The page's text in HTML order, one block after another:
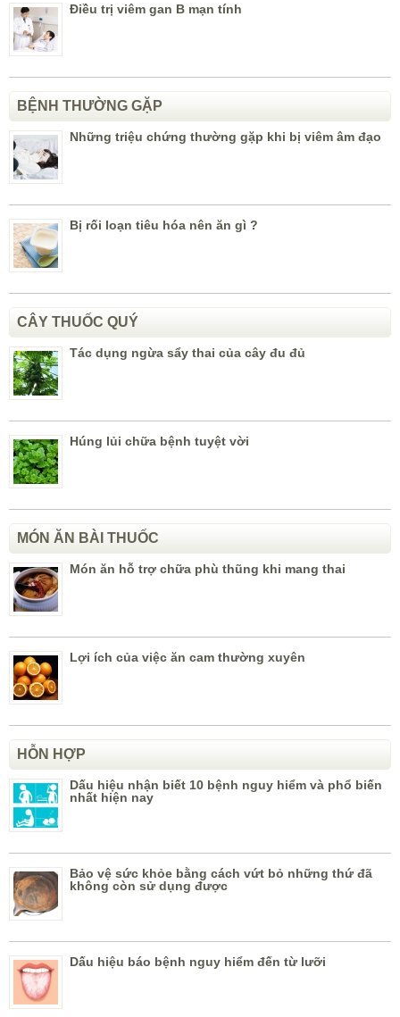
Điều trị viêm gan B mạn tính
BỆNH THƯỜNG GẶP
Những triệu chứng thường gặp khi bị viêm âm đạo
Bị rối loạn tiêu hóa nên ăn gì ?
CÂY THUỐC QUÝ
Tác dụng ngừa sẩy thai của cây đu đủ
Húng lủi chữa bệnh tuyệt vời
MÓN ĂN BÀI THUỐC
Món ăn hỗ trợ chữa phù thũng khi mang thai
Lợi ích của việc ăn cam thường xuyên
HỖN HỢP
Dấu hiệu nhận biết 10 bệnh nguy hiểm và phổ biến
nhất hiện nay
Bảo vệ sức khỏe bằng cách vứt bỏ những thứ đã
không còn sử dụng được
Dấu hiệu báo bệnh nguy hiểm đến từ lưỡi